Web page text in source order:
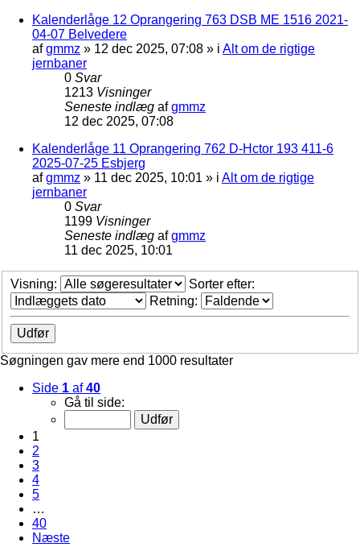
Kalenderlåge 12 Oprangering 763 DSB ME 1516 2021-
04-07 Belvedere
afgmmz » 12 dec 2025, 07:08 » i Alt om de rigtige
jernbaner
0 Svar
1213 Visninger
Seneste indlæg afgmmz
12 dec 2025, 07:08
Kalenderlåge 11 Oprangering 762 D-Hctor 193 411-6
2025-07-25 Esbjerg
afgmmz » 11 dec 2025, 10:01 » i Alt om de rigtige
jernbaner
0 Svar
1199 Visninger
Seneste indlæg afgmmz
11 dec 2025, 10:01
Visning:
Sorter efter:
Retning:
Søgningen gav mere end 1000 resultater
Side 1 af40
Gå til side:
1
2
3
4
5
…
40
Næste